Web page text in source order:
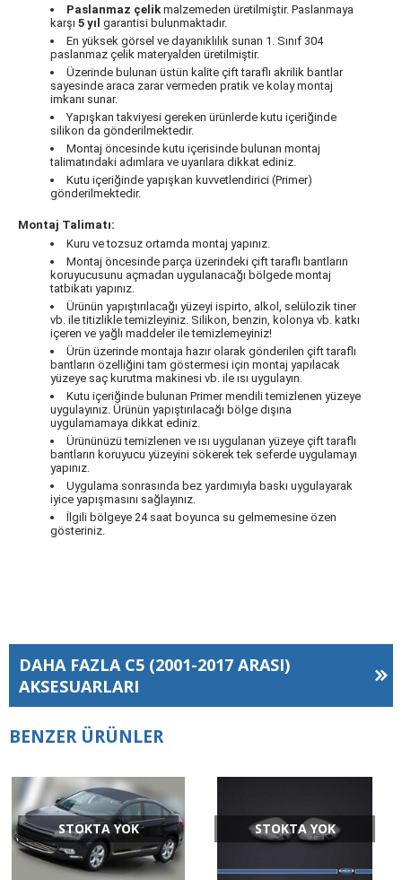
Paslanmaz çelik malzemeden üretilmiştir. Paslanmaya
karşı 5 yıl garantisi bulunmaktadır.
En yüksek görsel ve dayanıklılık sunan 1. Sınıf 304
paslanmaz çelik materyalden üretilmiştir.
Üzerinde bulunan üstün kalite çift taraflı akrilik bantlar
sayesinde araca zarar vermeden pratik ve kolay montaj
imkanı sunar.
Yapışkan takviyesi gereken ürünlerde kutu içeriğinde
silikon da gönderilmektedir.
Montaj öncesinde kutu içerisinde bulunan montaj
talimatındaki adımlara ve uyarılara dikkat ediniz.
Kutu içeriğinde yapışkan kuvvetlendirici (Primer)
gönderilmektedir.
Montaj Talimatı:
Kuru ve tozsuz ortamda montaj yapınız.
Montaj öncesinde parça üzerindeki çift taraflı bantların
koruyucusunu açmadan uygulanacağı bölgede montaj
tatbikatı yapınız.
Ürünün yapıştırılacağı yüzeyi ispirto, alkol, selülozik tiner
vb. ile titizlikle temizleyiniz. Silikon, benzin, kolonya vb. katkı
içeren ve yağlı maddeler ile temizlemeyiniz!
Ürün üzerinde montaja hazır olarak gönderilen çift taraflı
bantların özelliğini tam göstermesi için montaj yapılacak
yüzeye saç kurutma makinesi vb. ile ısı uygulayın.
Kutu içeriğinde bulunan Primer mendili temizlenen yüzeye
uygulayınız. Ürünün yapıştırılacağı bölge dışına
uygulamamaya dikkat ediniz.
Ürününüzü temizlenen ve ısı uygulanan yüzeye çift taraflı
bantların koruyucu yüzeyini sökerek tek seferde uygulamayı
yapınız.
Uygulama sonrasında bez yardımıyla baskı uygulayarak
iyice yapışmasını sağlayınız.
İlgili bölgeye 24 saat boyunca su gelmemesine özen
gösteriniz.
DAHA FAZLA C5 (2001-2017 ARASI)
AKSESUARLARI
BENZER ÜRÜNLER
STOKTA YOK STOKTA YOK